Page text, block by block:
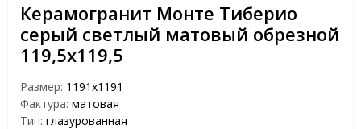
Керамогранит Монте Тиберио
серый светлый матовый обрезной
119,5х119,5
Размер: 1191х1191
Фактура: матовая
Тип: глазурованная